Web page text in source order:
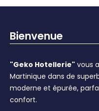
Bienvenue
"Geko Hotellerie" vous
Martinique dans de
moderne et épurée,
confort.